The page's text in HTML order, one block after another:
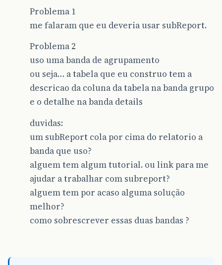
Problema 1
me falaram que eu deveria usar subReport.
Problema 2
uso uma banda de agrupamento
ou seja… a tabela que eu construo tem a
descricao da coluna da tabela na banda grupo
e o detalhe na banda details
duvidas:
um subReport cola por cima do relatorio a
banda que uso?
alguem tem algum tutorial. ou link para me
ajudar a trabalhar com subreport?
alguem tem por acaso alguma solução
melhor?
como sobrescrever essas duas bandas ?